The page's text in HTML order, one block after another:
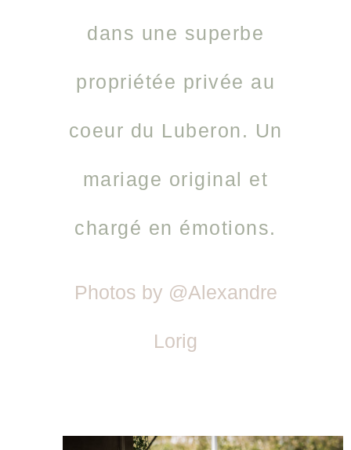
dans une superbe
propriétée privée au
coeur du Luberon. Un
mariage original et
chargé en émotions.
Photos by @Alexandre
Lorig